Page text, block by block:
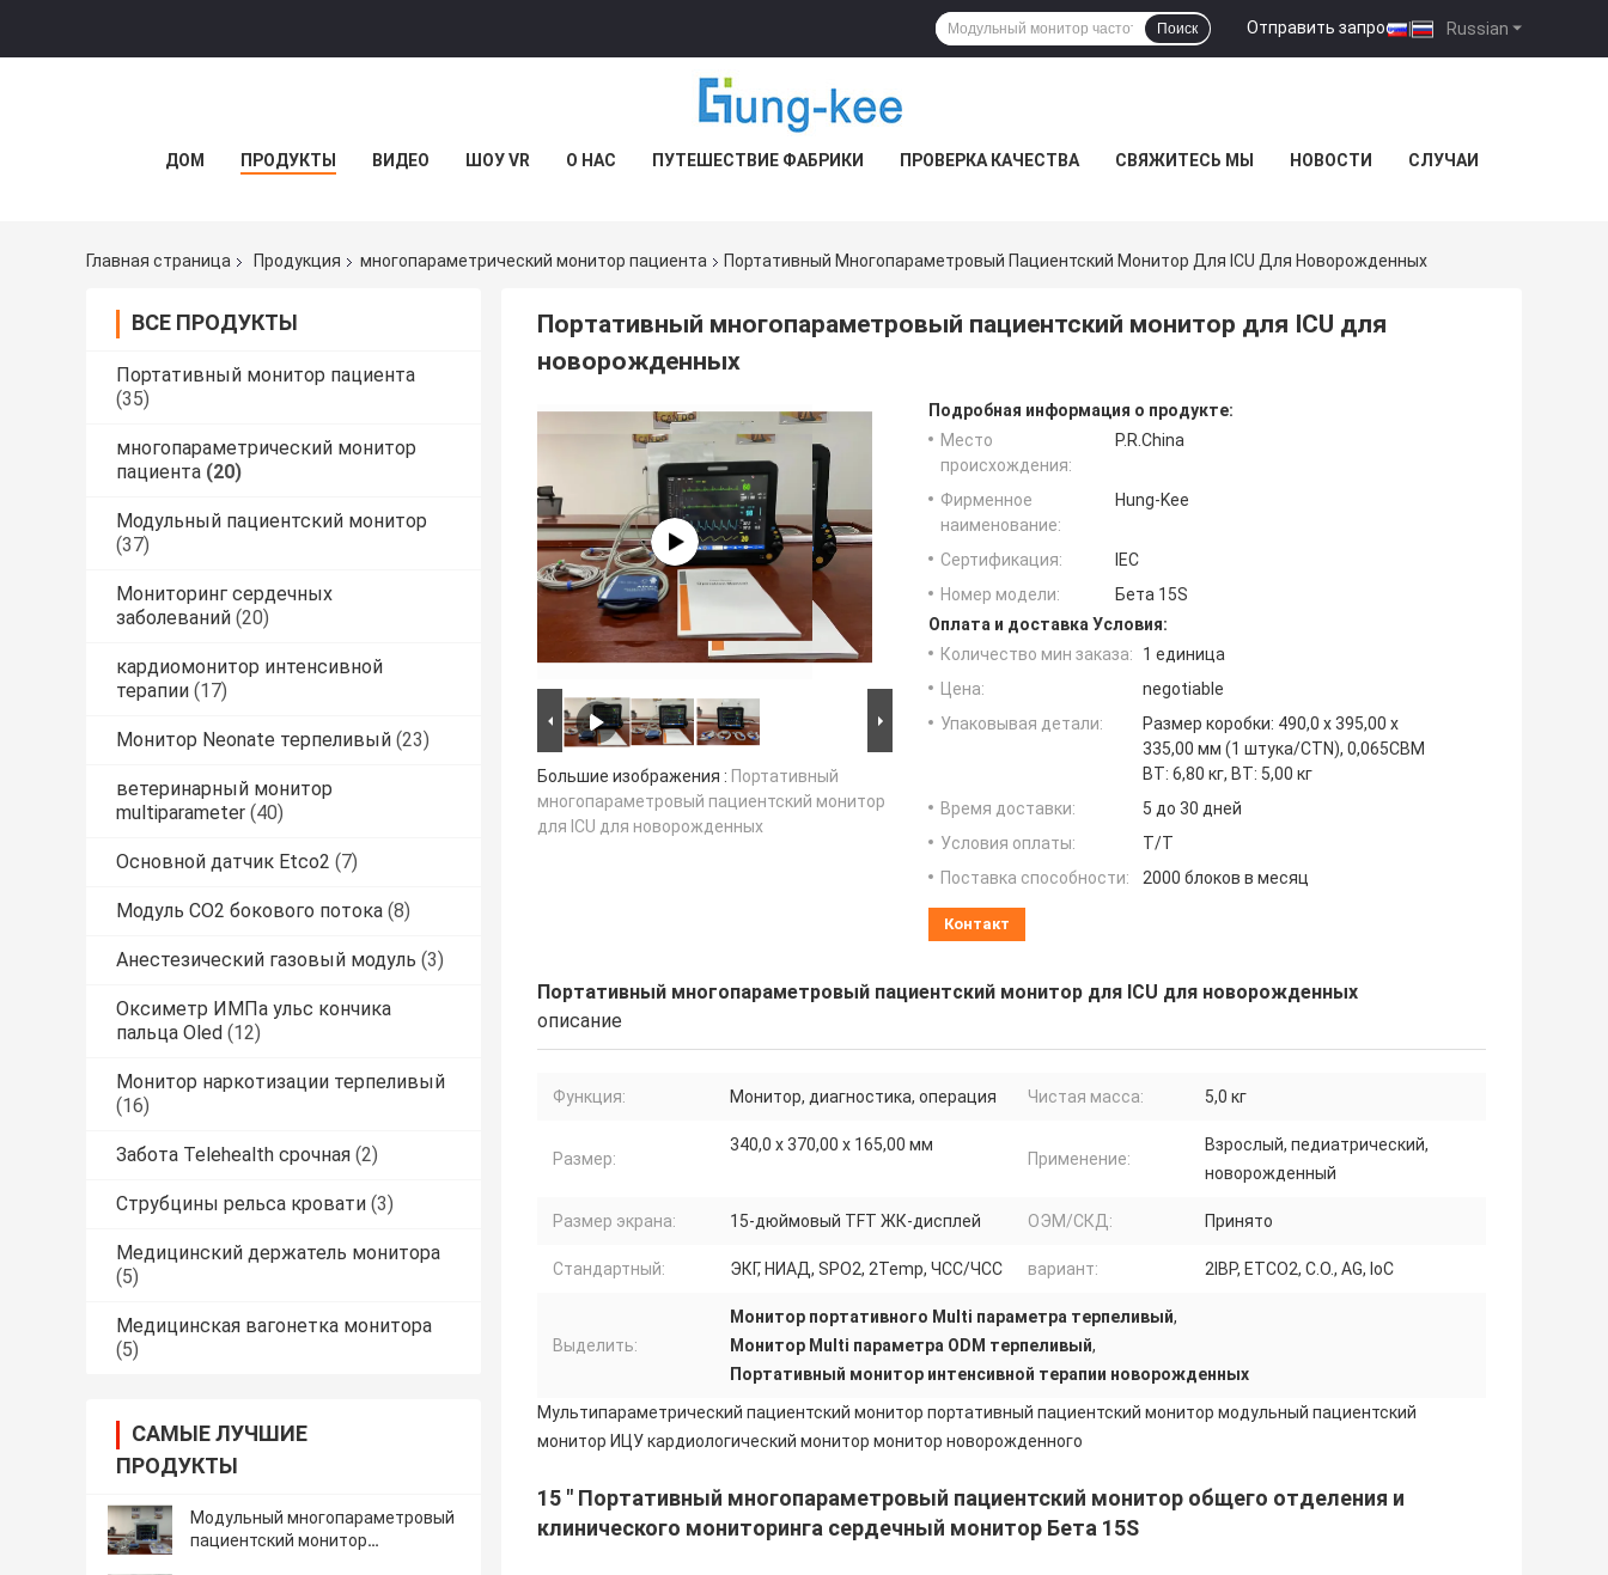
Russian
Отправить запрос |
Поиск
ДОМ ПРОДУКТЫ ВИДЕО ШОУ VR О НАС ПУТЕШЕСТВИЕ ФАБРИКИ ПРОВЕРКА КАЧЕСТВА СВЯЖИТЕСЬ МЫ НОВОСТИ СЛУЧАИ
Главная страница Продукция многопараметрический монитор пациента Портативный Многопараметровый Пациентский Монитор Для ICU Для Новорожденных
ВСЕ ПРОДУКТЫ
Портативный монитор пациента
(35)
многопараметрический монитор
пациента (20)
Модульный пациентский монитор
(37)
Мониторинг сердечных
заболеваний (20)
кардиомонитор интенсивной
терапии (17)
Монитор Neonate терпеливый (23)
ветеринарный монитор
multiparameter (40)
Основной датчик Etco2 (7)
Модуль CO2 бокового потока (8)
Анестезический газовый модуль (3)
Оксиметр ИМПа ульс кончика
пальца Oled (12)
Монитор наркотизации терпеливый
(16)
Забота Telehealth срочная (2)
Струбцины рельса кровати (3)
Медицинский держатель монитора
(5)
Медицинская вагонетка монитора
(5)
САМЫЕ ЛУЧШИЕ
ПРОДУКТЫ
Модульный многопараметровый
пациентский монитор
Портативный многопараметровый пациентский монитор для ICU для
новорожденных
Большие изображения : Портативный
многопараметровый пациентский монитор
для ICU для новорожденных
Подробная информация о продукте:
Место
происхождения:
P.R.China
Фирменное
наименование:
Hung-Kee
Сертификация:
IEC
Номер модели:
Бета 15S
Оплата и доставка Условия:
Количество мин заказа:
1 единица
Цена:
negotiable
Упаковывая детали:
Размер коробки: 490,0 x 395,00 x
335,00 мм (1 штука/CTN), 0,065CBM
ВТ: 6,80 кг, ВТ: 5,00 кг
Время доставки:
5 до 30 дней
Условия оплаты:
T/T
Поставка способности:
2000 блоков в месяц
Контакт
Портативный многопараметровый пациентский монитор для ICU для новорожденных
описание
Функция: Монитор, диагностика, операция Чистая масса: 5,0 кг
Размер:
340,0 х 370,00 х 165,00 мм
Применение:
Взрослый, педиатрический,
новорожденный
Размер экрана: 15-дюймовый TFT ЖК-дисплей ОЭМ/СКД: Принято
Стандартный: ЭКГ, НИАД, SPO2, 2Temp, ЧСС/ЧСС вариант: 2IBP, ETCO2, C.O., AG, IoC
Выделить:
Монитор портативного Multi параметра терпеливый,
Монитор Multi параметра ODM терпеливый,
Портативный монитор интенсивной терапии новорожденных
Мультипараметрический пациентский монитор портативный пациентский монитор модульный пациентский
монитор ИЦУ кардиологический монитор монитор новорожденного
15 " Портативный многопараметровый пациентский монитор общего отделения и
клинического мониторинга сердечный монитор Бета 15S